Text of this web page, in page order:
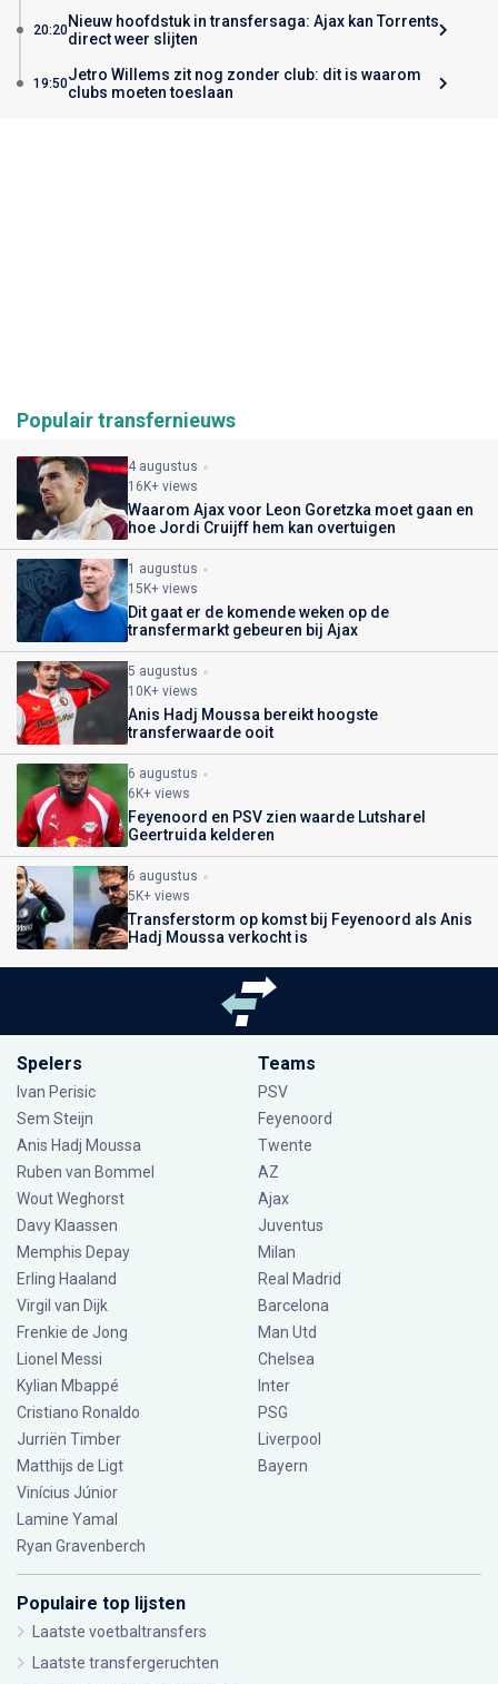
20:20Nieuw hoofdstuk in transfersaga: Ajax kan Torrents
direct weer slijten
19:50Jetro Willems zit nog zonder club: dit is waarom
clubs moeten toeslaan
Populair transfernieuws
4 augustus
16K+ views
Waarom Ajax voor Leon Goretzka moet gaan en
hoe Jordi Cruijff hem kan overtuigen
1 augustus
15K+ views
Dit gaat er de komende weken op de
transfermarkt gebeuren bij Ajax
5 augustus
10K+ views
Anis Hadj Moussa bereikt hoogste
transferwaarde ooit
6 augustus
6K+ views
Feyenoord en PSV zien waarde Lutsharel
Geertruida kelderen
6 augustus
5K+ views
Transferstorm op komst bij Feyenoord als Anis
Hadj Moussa verkocht is
Spelers
Ivan Perisic
Sem Steijn
Anis Hadj Moussa
Ruben van Bommel
Wout Weghorst
Davy Klaassen
Memphis Depay
Erling Haaland
Virgil van Dijk
Frenkie de Jong
Lionel Messi
Kylian Mbappé
Cristiano Ronaldo
Jurriën Timber
Matthijs de Ligt
Vinícius Júnior
Lamine Yamal
Ryan Gravenberch
Teams
PSV
Feyenoord
Twente
AZ
Ajax
Juventus
Milan
Real Madrid
Barcelona
Man Utd
Chelsea
Inter
PSG
Liverpool
Bayern
Populaire top lijsten
Laatste voetbaltransfers
Laatste transfergeruchten